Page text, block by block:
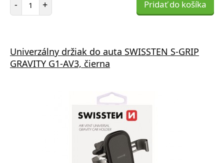
- + Pridať do košíka
Univerzálny držiak do auta SWISSTEN S-GRIP
GRAVITY G1-AV3, čierna